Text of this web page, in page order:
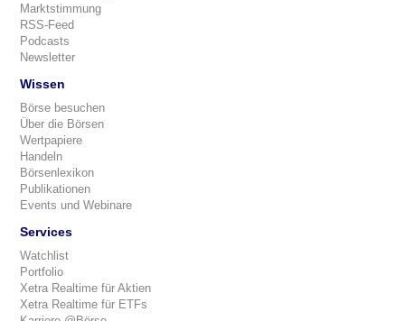
Marktstimmung
RSS-Feed
Podcasts
Newsletter
Wissen
Börse besuchen
Über die Börsen
Wertpapiere
Handeln
Börsenlexikon
Publikationen
Events und Webinare
Services
Watchlist
Portfolio
Xetra Realtime für Aktien
Xetra Realtime für ETFs